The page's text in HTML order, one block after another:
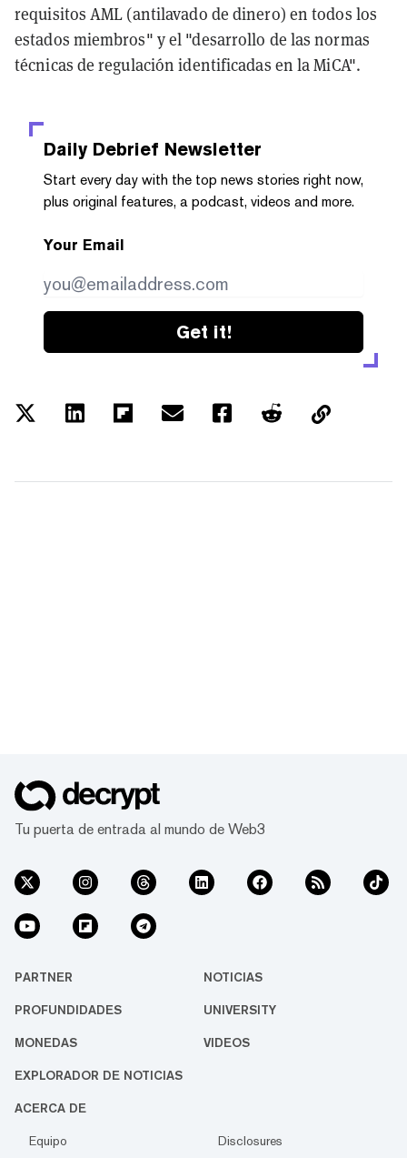
requisitos AML (antilavado de dinero) en todos los
estados miembros" y el "desarrollo de las normas
técnicas de regulación identificadas en la MiCA".
Daily Debrief Newsletter
Start every day with the top news stories right now,
plus original features, a podcast, videos and more.
Your Email
Get it!
Tu puerta de entrada al mundo de Web3
PARTNER NOTICIAS
PROFUNDIDADES UNIVERSITY
MONEDAS VIDEOS
EXPLORADOR DE NOTICIAS
ACERCA DE
Equipo Disclosures